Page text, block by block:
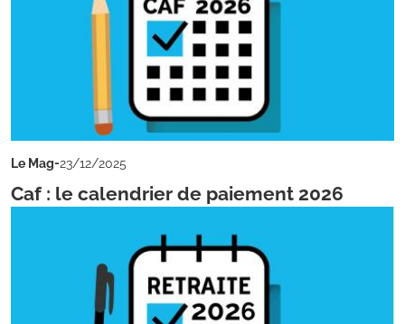
Le Mag-23/12/2025
Caf : le calendrier de paiement 2026